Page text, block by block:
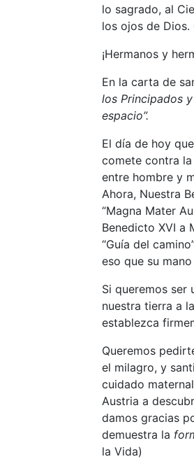
lo sagrado, al
los ojos de
¡Hermanos y
En la carta de
los Principados
espacio”.
El día de hoy
comete contra
entre hombre y
Ahora, Nuestra
“Magna Mater
Benedicto XVI a
“Guía del
eso que su
Si queremos ser
nuestra tierra a
establezca
Queremos
el milagro, y
cuidado
Austria a
damos gracias
demuestra la
la Vida)